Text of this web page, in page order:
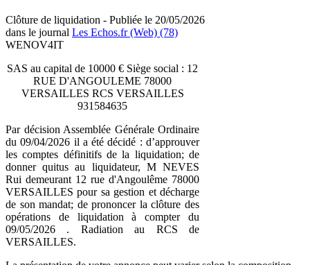
Clôture de liquidation - Publiée le 20/05/2026
dans le journal Les Echos.fr (Web) (78)
WENOV4IT
SAS au capital de 10000 € Siège social : 12
RUE D'ANGOULEME 78000
VERSAILLES RCS VERSAILLES
931584635
Par décision Assemblée Générale Ordinaire
du 09/04/2026 il a été décidé : d’approuver
les comptes définitifs de la liquidation; de
donner quitus au liquidateur, M NEVES
Rui demeurant 12 rue d'Angoulême 78000
VERSAILLES pour sa gestion et décharge
de son mandat; de prononcer la clôture des
opérations de liquidation à compter du
09/05/2026 . Radiation au RCS de
VERSAILLES.